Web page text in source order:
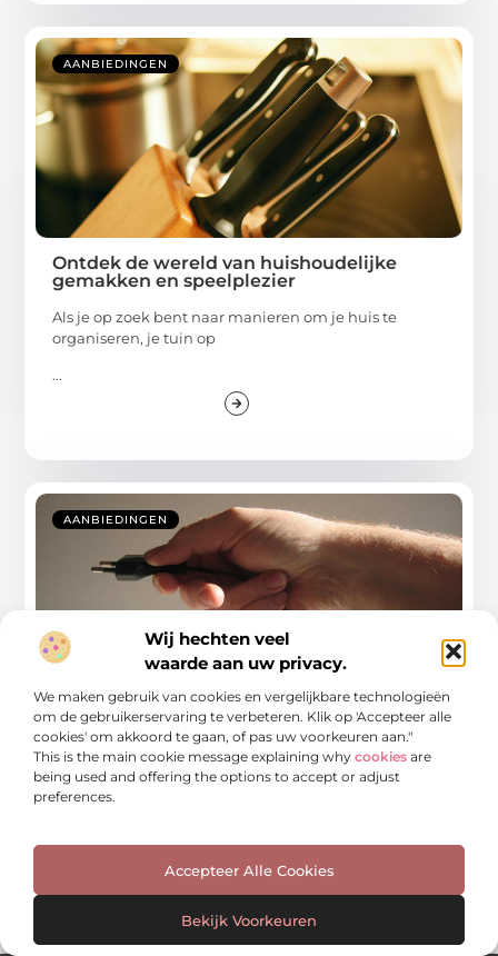
Wij hechten veel
waarde aan uw privacy.
We maken gebruik van cookies en vergelijkbare technologieën
om de gebruikerservaring te verbeteren. Klik op 'Accepteer alle
cookies' om akkoord te gaan, of pas uw voorkeuren aan."
This is the main cookie message explaining why cookies are
being used and offering the options to accept or adjust
preferences.
Accepteer Alle Cookies
Bekijk Voorkeuren
AANBIEDINGEN
Ontdek de wereld van huishoudelijke
gemakken en speelplezier
Als je op zoek bent naar manieren om je huis te
organiseren, je tuin op
...
AANBIEDINGEN
Elektrisch installatiemateriaal: jouw
online specialist
Ben je bezig met een renovatieproject of wil je
gewoon je huis slimmer